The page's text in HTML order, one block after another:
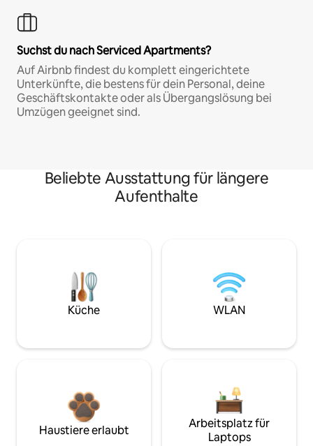
Suchst du nach Serviced Apartments?
Auf Airbnb findest du komplett eingerichtete
Unterkünfte, die bestens für dein Personal, deine
Geschäftskontakte oder als Übergangslösung bei
Umzügen geeignet sind.
Beliebte Ausstattung für längere
Aufenthalte
Küche WLAN
Haustiere erlaubt
Arbeitsplatz für
Laptops